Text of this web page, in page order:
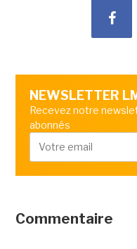
NEWSLETTER
Recevez notre
abonnés
Commentaire